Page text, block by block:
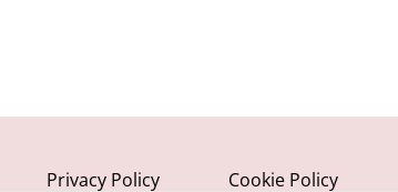
Privacy Policy Cookie Policy